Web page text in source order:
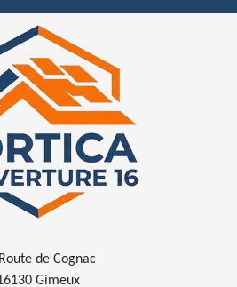
de Cognac
Gimeux